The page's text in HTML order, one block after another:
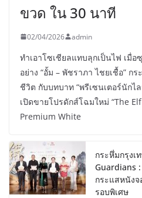
ขวด ใน 30 นาที
02/04/2026 admin
ทำเอาโซเชียลแทบลุกเป็นไฟ เมื่อ
อย่าง “อั้ม – พัชราภา ไชยเชื้อ” ก
ชีวิต กับบทบาท “พรีเซนเตอร์นักไ
เปิดขายโปรดักส์โฉมใหม่ “The Elf
Premium White
กระหึ่มกรุงเ
Guardians
กระแสหนัง
รอบพิเศษ